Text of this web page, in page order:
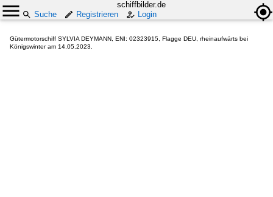
schiffbilder.de
Suche
Registrieren Login
Gütermotorschiff SYLVIA DEYMANN, ENI: 02323915, Flagge DEU, rheinaufwärts bei
Königswinter am 14.05.2023.